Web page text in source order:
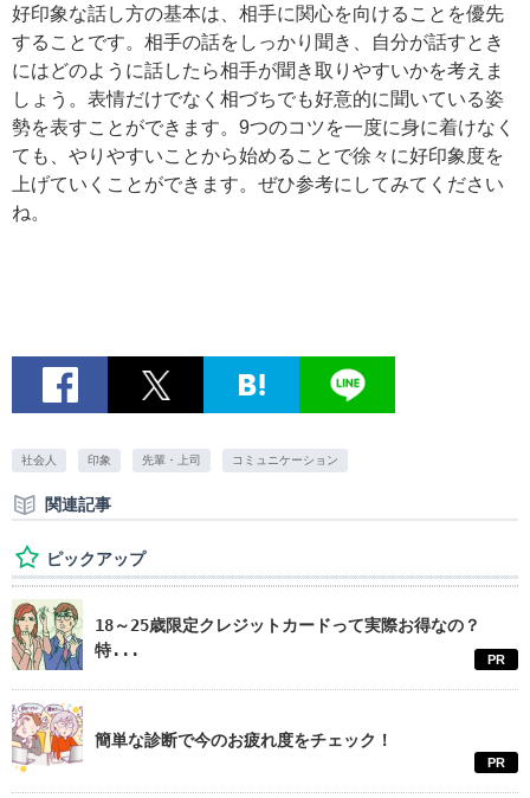
好印象な話し方の基本は、相手に関心を向けることを優先
することです。相手の話をしっかり聞き、自分が話すとき
にはどのように話したら相手が聞き取りやすいかを考えま
しょう。表情だけでなく相づちでも好意的に聞いている姿
勢を表すことができます。9つのコツを一度に身に着けなく
ても、やりやすいことから始めることで徐々に好印象度を
上げていくことができます。ぜひ参考にしてみてください
ね。
社会人 印象 先輩・上司 コミュニケーション
関連記事
ピックアップ
18～25歳限定クレジットカードって実際お得なの？
特...
PR
簡単な診断で今のお疲れ度をチェック！
PR